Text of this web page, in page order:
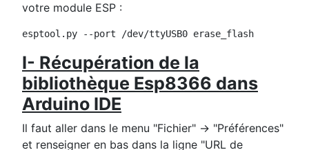
votre module ESP :
esptool.py --port /dev/ttyUSB0 erase_flash
I- Récupération de la
bibliothèque Esp8366 dans
Arduino IDE
Il faut aller dans le menu "Fichier" -> "Préférences"
et renseigner en bas dans la ligne "URL de